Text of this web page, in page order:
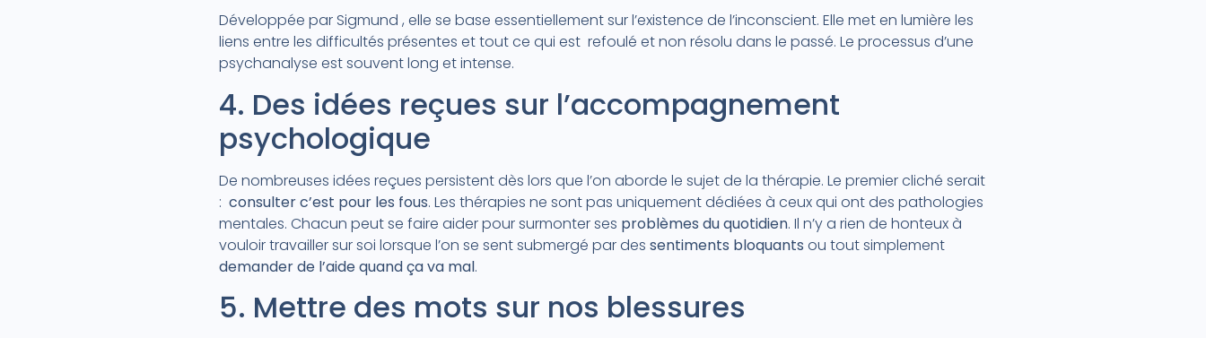
Développée par Sigmund , elle se base essentiellement sur l’existence de l’inconscient. Elle met en lumière les
liens entre les difficultés présentes et tout ce qui est refoulé et non résolu dans le passé. Le processus d’une
psychanalyse est souvent long et intense.
4. Des idées reçues sur l’accompagnement
psychologique
De nombreuses idées reçues persistent dès lors que l’on aborde le sujet de la thérapie. Le premier cliché serait
: consulter c’est pour les fous. Les thérapies ne sont pas uniquement dédiées à ceux qui ont des pathologies
mentales. Chacun peut se faire aider pour surmonter ses problèmes du quotidien. Il n’y a rien de honteux à
vouloir travailler sur soi lorsque l’on se sent submergé par des sentiments bloquants ou tout simplement
demander de l’aide quand ça va mal.
5. Mettre des mots sur nos blessures